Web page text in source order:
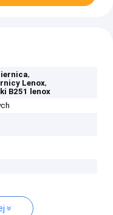
,
Lenox,
B251 lenox